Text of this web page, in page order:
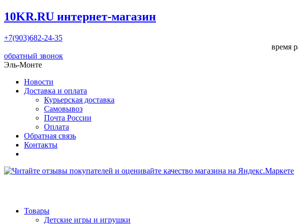
10KR.RU интернет-магазин
+7(903)682-24-35
время
обратный звонок
Эль-Монте
Новости
Доставка и оплата
Курьерская доставка
Самовывоз
Почта России
Оплата
Обратная связь
Контакты
Товары
Детские игры и игрушки